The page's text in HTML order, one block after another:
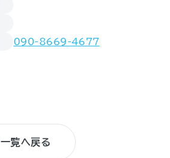
090-8669-4677
一覧へ戻る